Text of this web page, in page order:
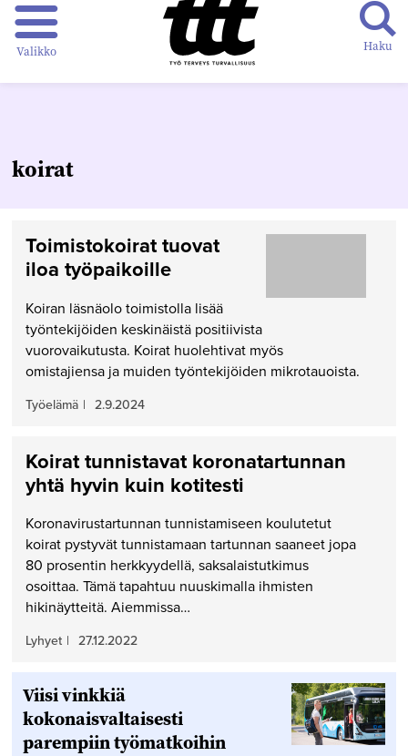
Valikko Haku
koirat
Toimistokoirat tuovat
iloa työpaikoille
Koiran läsnäolo toimistolla lisää
työntekijöiden keskinäistä positiivista
vuorovaikutusta. Koirat huolehtivat myös
omistajiensa ja muiden työntekijöiden mikrotauoista.
Työelämä | 2.9.2024
Koirat tunnistavat koronatartunnan
yhtä hyvin kuin kotitesti
Koronavirustartunnan tunnistamiseen koulutetut
koirat pystyvät tunnistamaan tartunnan saaneet jopa
80 prosentin herkkyydellä, saksalaistutkimus
osoittaa. Tämä tapahtuu nuuskimalla ihmisten
hikinäytteitä. Aiemmissa…
Lyhyet | 27.12.2022
Viisi vinkkiä
kokonaisvaltaisesti
parempiin työmatkoihin